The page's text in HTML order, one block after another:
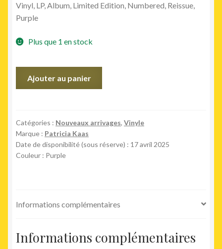
Vinyl, LP, Album, Limited Edition, Numbered, Reissue,
Purple
Plus que 1 en stock
De
Passe
(Purple
LP)
Ajouter au panier
Catégories : Nouveaux arrivages, Vinyle
Marque : Patricia Kaas
Date de disponibilité (sous réserve) : 17 avril 2025
Couleur : Purple
Informations complémentaires
Informations complémentaires